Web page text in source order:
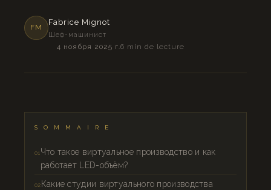
FM
Fabrice Mignot
Шеф-машинист
4 ноября 2025 г. 6 min de lecture
SOMMAIRE
Что такое виртуальное производство и как
работает LED-объём?
Какие студии виртуального производства